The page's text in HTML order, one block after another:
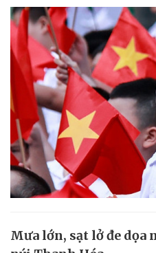
Mưa lớn, sạt lở đe dọa